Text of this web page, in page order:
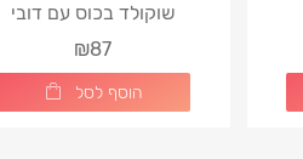
שוקולד בכוס עם דובי
₪87
הוסף לסל